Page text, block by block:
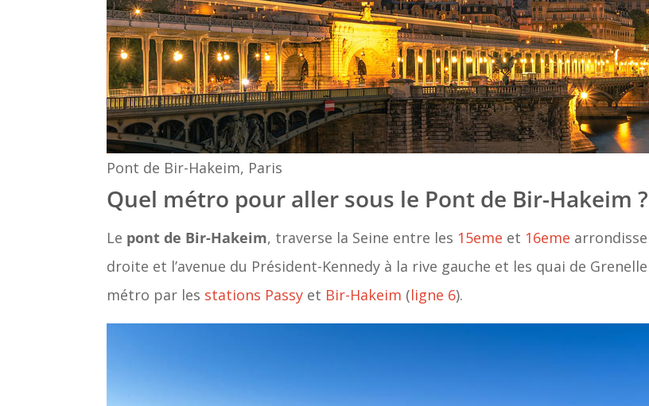
Pont de Bir-Hakeim, Paris
Quel métro pour aller sous le Pont de Bir-Hakeim ?
Le pont de Bir-Hakeim, traverse la Seine entre les 15eme et 16eme
droite et l’avenue du Président-Kennedy à la rive gauche et les quai de
métro par les stations Passy et Bir-Hakeim (ligne 6).